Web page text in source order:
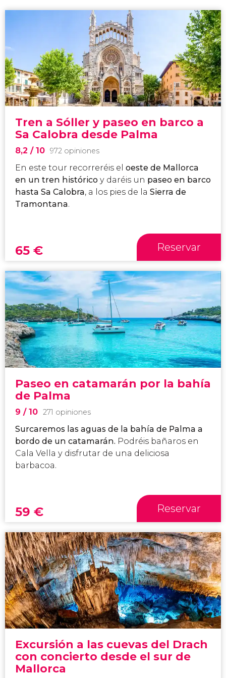
Tren a Sóller y paseo en barco a
Sa Calobra desde Palma
8,2 / 10 972 opiniones
En este tour recorreréis el oeste de Mallorca
en un tren histórico y daréis un paseo en barco
hasta Sa Calobra, a los pies de la Sierra de
Tramontana.
65 € Reservar
Paseo en catamarán por la bahía
de Palma
9 / 10 271 opiniones
Surcaremos las aguas de la bahía de Palma a
bordo de un catamarán. Podréis bañaros en
Cala Vella y disfrutar de una deliciosa
barbacoa.
59 € Reservar
Excursión a las cuevas del Drach
con concierto desde el sur de
Mallorca